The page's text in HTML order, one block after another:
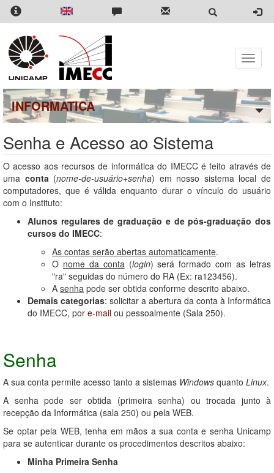
Pular
para
conteúdo
principal
Toggle
INFORMATICA
Senha e Acesso ao Sistema
O acesso aos recursos de informática do IMECC é feito através de
uma conta(nome-de-usuário+senha) em nosso sistema local de
computadores, que é válida enquanto durar o vínculo do usuário
com o Instituto:
Alunos regulares de graduação e de pós-graduação dos
cursos do IMECC:
As contas serão abertas automaticamente.
O nome da conta(login) será formado com as letras
"ra" seguidas do número do RA (Ex: ra123456).
A senha pode ser obtida conforme descrito abaixo.
Demais categorias: solicitar a abertura da conta à Informática
do IMECC, por e-mail ou pessoalmente (Sala 250).
Senha
A sua conta permite acesso tanto a sistemas Windows quanto Linux.
A senha pode ser obtida (primeira senha) ou trocada junto à
recepção da Informática (sala 250) ou pela WEB.
Se optar pela WEB, tenha em mãos a sua conta e senha Unicamp
para se autenticar durante os procedimentos descritos abaixo:
Minha Primeira Senha